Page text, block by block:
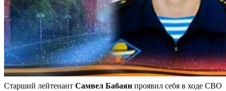
Старший лейтенант Самвел Бабаян проявил себя в ходе СВО